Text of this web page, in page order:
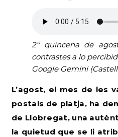
2º quincena de
contrastes a lo
Google Gemini
L’agost, el mes de les
postals de platja, ha
de Llobregat, una
la quietud que se li